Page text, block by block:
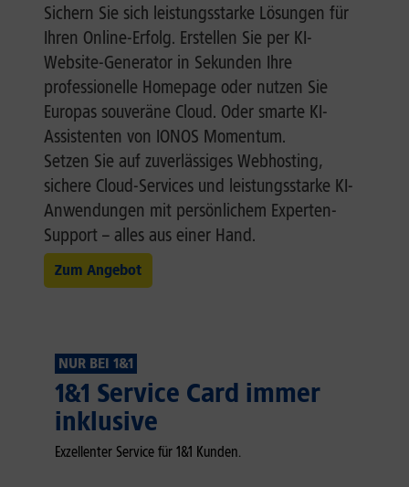
Sichern Sie sich leistungsstarke Lösungen für
Ihren Online-Erfolg. Erstellen Sie per KI-
Website-Generator in Sekunden Ihre
professionelle Homepage oder nutzen Sie
Europas souveräne Cloud. Oder smarte KI-
Assistenten von IONOS Momentum.
Setzen Sie auf zuverlässiges Webhosting,
sichere Cloud-Services und leistungsstarke KI-
Anwendungen mit persönlichem Experten-
Support – alles aus einer Hand.
Zum Angebot
NUR BEI 1&1
1&1 Service Card immer
inklusive
Exzellenter Service für 1&1 Kunden.